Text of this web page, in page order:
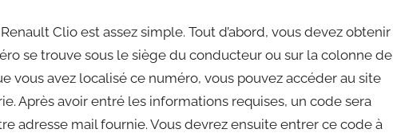
Clio est assez simple. Tout d’abord, vous devez obtenir
se trouve sous le siège du conducteur ou sur la colonne de
vous avez localisé ce numéro, vous pouvez accéder au site
Après avoir entré les informations requises, un code sera
adresse mail fournie. Vous devrez ensuite entrer ce code à